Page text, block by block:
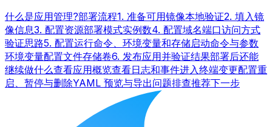
什么是应用管理?部署流程1. 准备可用镜像本地验证2. 填入镜
像信息3. 配置资源部署模式实例数4. 配置域名端口访问方式
验证思路5. 配置运行命令、环境变量和存储启动命令与参数
环境变量配置文件存储卷6. 发布应用并验证结果部署后还能
继续做什么查看应用概览查看日志和事件进入终端变更配置重
启、暂停与删除YAML 预览与导出问题排查推荐下一步